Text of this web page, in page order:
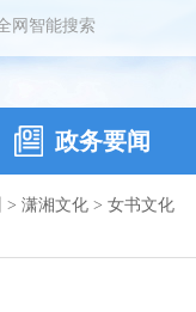
政务要闻
> 潇湘文化 > 女书文化